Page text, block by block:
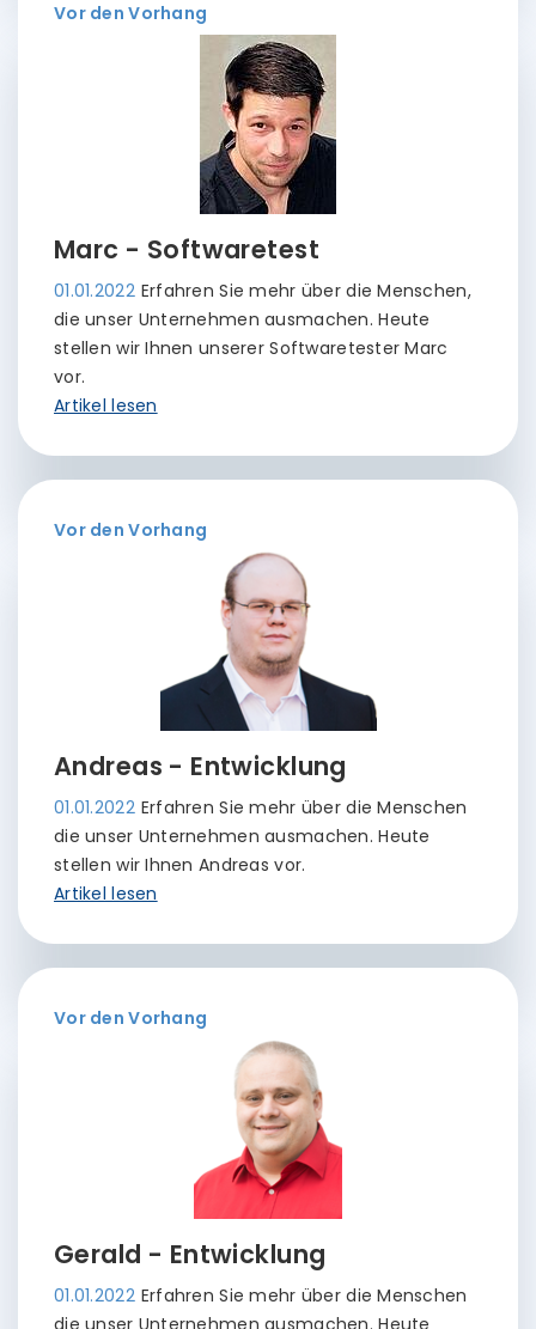
Vor den Vorhang
Marc - Softwaretest
01.01.2022 Erfahren Sie mehr über die Menschen,
die unser Unternehmen ausmachen. Heute
stellen wir Ihnen unserer Softwaretester Marc
vor.
Artikel lesen
Vor den Vorhang
Andreas - Entwicklung
01.01.2022 Erfahren Sie mehr über die Menschen
die unser Unternehmen ausmachen. Heute
stellen wir Ihnen Andreas vor.
Artikel lesen
Vor den Vorhang
Gerald - Entwicklung
01.01.2022 Erfahren Sie mehr über die Menschen
die unser Unternehmen ausmachen. Heute